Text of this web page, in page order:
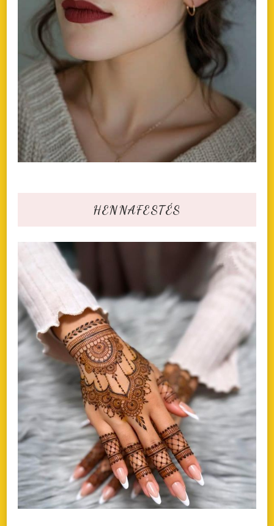
HENNAFESTÉS